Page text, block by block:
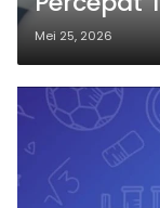
Mei 25, 2026